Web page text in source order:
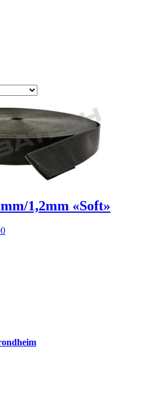
1,2mm «Soft»